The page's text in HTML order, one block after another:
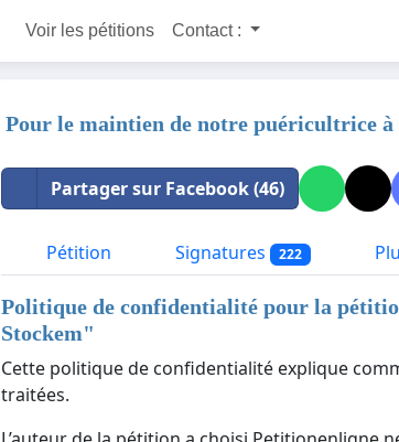
Voir les pétitions Contact :
Pour le maintien de notre puéricultrice à
Partager sur Facebook (46)
Pétition Signatures 222
Politique de confidentialité pour la
Stockem"
Cette politique de confidentialité explique
traitées.